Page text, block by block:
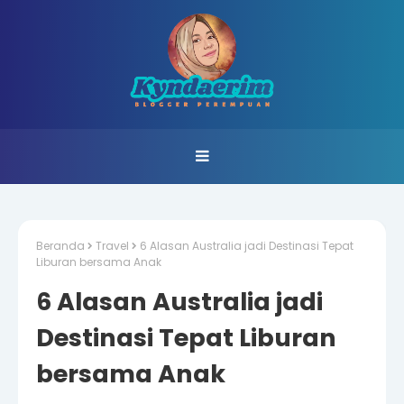
Beranda Travel
6 Alasan Australia jadi Destinasi Tepat
Liburan bersama Anak
6 Alasan Australia jadi
Destinasi Tepat Liburan
bersama Anak